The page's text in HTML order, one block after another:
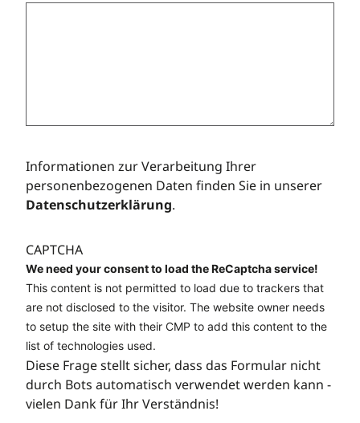
Informationen zur Verarbeitung Ihrer
personenbezogenen Daten finden Sie in unserer
Datenschutzerklärung.
CAPTCHA
We need your consent to load the ReCaptcha service!
This content is not permitted to load due to trackers that
are not disclosed to the visitor. The website owner needs
to setup the site with their CMP to add this content to the
list of technologies used.
Diese Frage stellt sicher, dass das Formular nicht
durch Bots automatisch verwendet werden kann -
vielen Dank für Ihr Verständnis!